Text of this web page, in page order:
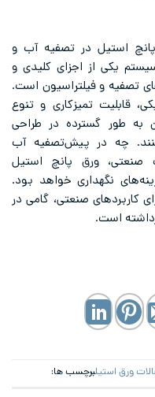
استیل در تصفیه آب و
یکی از اجزای کلیدی و
تصفیه و فیلتراسیون است.
قابلیت تمیزکاری و تنوع
طور گسترده در طراحی
چه در پیش‌تصفیه آب
ورق پانچ استیل
نگهداری خواهد بود.
کاربردهای صنعتی، گامی در
است.
ورق استیلبرچسب ها: